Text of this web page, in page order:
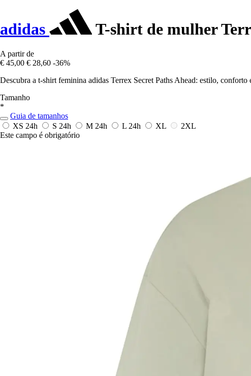
adidas T-shirt de mulher
A partir de
€ 45,00 € 28,60 -36%
Descubra a t-shirt feminina adidas Terrex Secret Paths Ahead: estilo, conforto
Tamanho
*
Guia de tamanhos
XS 24h S 24h M 24h L 24h XL
2XL
Este campo é obrigatório